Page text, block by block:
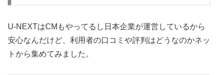
U-NEXTはCMもやってるし日本企業が運営しているから
安心なんだけど、利用者の口コミや評判はどうなのかネッ
トから集めてみました。